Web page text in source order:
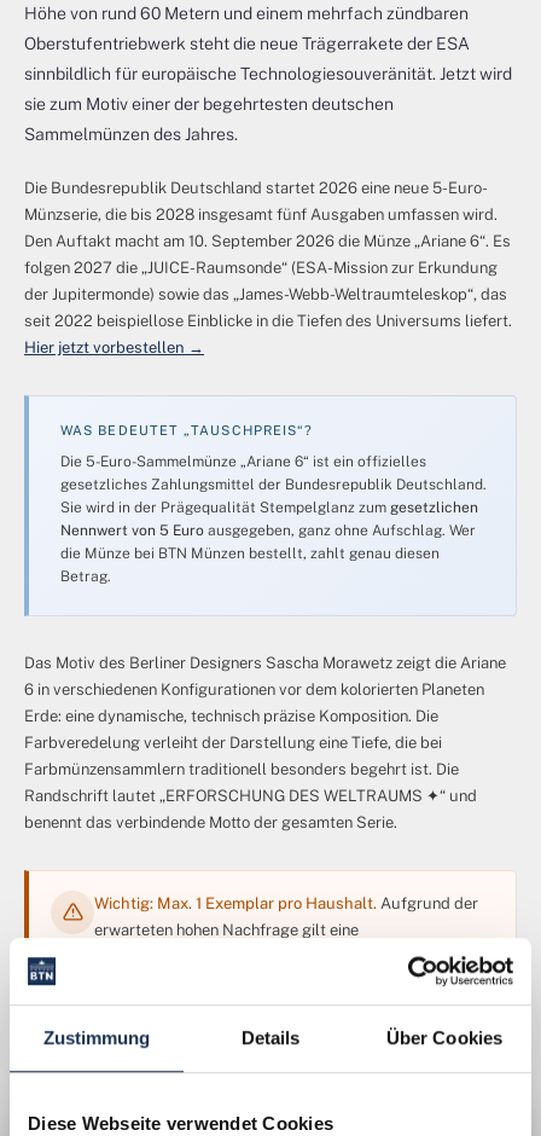
Zustimmung Details Über Cookies
Diese Webseite verwendet Cookies
Höhe von rund 60 Metern und einem mehrfach zündbaren
Oberstufentriebwerk steht die neue Trägerrakete der ESA
sinnbildlich für europäische Technologiesouveränität. Jetzt wird
sie zum Motiv einer der begehrtesten deutschen
Sammelmünzen des Jahres.
Die Bundesrepublik Deutschland startet 2026 eine neue 5-Euro-
Münzserie, die bis 2028 insgesamt fünf Ausgaben umfassen wird.
Den Auftakt macht am 10. September 2026 die Münze „Ariane 6“. Es
folgen 2027 die „JUICE-Raumsonde“ (ESA-Mission zur Erkundung
der Jupitermonde) sowie das „James-Webb-Weltraumteleskop“, das
seit 2022 beispiellose Einblicke in die Tiefen des Universums liefert.
Hier jetzt vorbestellen →
WAS BEDEUTET „TAUSCHPREIS“?
Die 5-Euro-Sammelmünze „Ariane 6“ ist ein offizielles
gesetzliches Zahlungsmittel der Bundesrepublik Deutschland.
Sie wird in der Prägequalität Stempelglanz zum gesetzlichen
Nennwert von 5 Euro ausgegeben, ganz ohne Aufschlag. Wer
die Münze bei BTN Münzen bestellt, zahlt genau diesen
Betrag.
Das Motiv des Berliner Designers Sascha Morawetz zeigt die Ariane
6 in verschiedenen Konfigurationen vor dem kolorierten Planeten
Erde: eine dynamische, technisch präzise Komposition. Die
Farbveredelung verleiht der Darstellung eine Tiefe, die bei
Farbmünzensammlern traditionell besonders begehrt ist. Die
Randschrift lautet „ERFORSCHUNG DES WELTRAUMS ✦“ und
benennt das verbindende Motto der gesamten Serie.
Wichtig: Max. 1 Exemplar pro Haushalt. Aufgrund der
erwarteten hohen Nachfrage gilt eine
Haushaltsbeschränkung für die Stempelglanz-
Ausgabe. Frühzeitig bestellen sichert die Zuteilung.
MISSION BRIEF · TECHNISCHE DATEN